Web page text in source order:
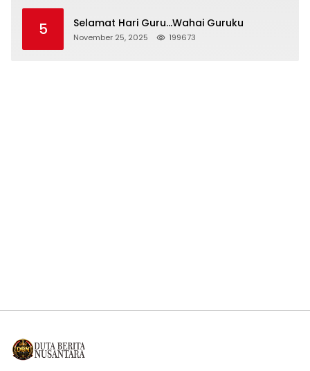
5 Selamat Hari Guru…Wahai Guruku
November 25, 2025 199673